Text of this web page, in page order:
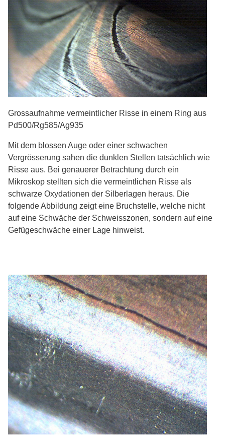
Grossaufnahme vermeintlicher Risse in einem Ring aus
Pd500/Rg585/Ag935
Mit dem blossen Auge oder einer schwachen
Vergrösserung sahen die dunklen Stellen tatsächlich wie
Risse aus. Bei genauerer Betrachtung durch ein
Mikroskop stellten sich die vermeintlichen Risse als
schwarze Oxydationen der Silberlagen heraus. Die
folgende Abbildung zeigt eine Bruchstelle, welche nicht
auf eine Schwäche der Schweisszonen, sondern auf eine
Gefügeschwäche einer Lage hinweist.